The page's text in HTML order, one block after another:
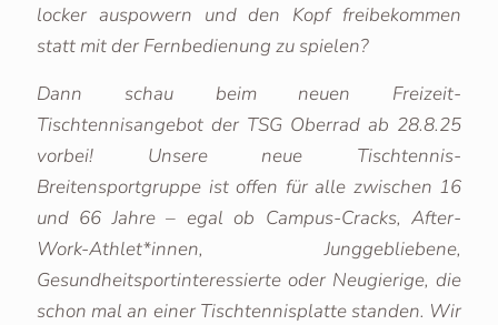
locker auspowern und den Kopf freibekommen
statt mit der Fernbedienung zu spielen?
Dann schau beim neuen Freizeit-
Tischtennisangebot der TSG Oberrad ab 28.8.25
vorbei! Unsere neue Tischtennis-
Breitensportgruppe ist offen für alle zwischen 16
und 66 Jahre – egal ob Campus-Cracks, After-
Work-Athlet*innen, Junggebliebene,
Gesundheitsportinteressierte oder Neugierige, die
schon mal an einer Tischtennisplatte standen. Wir